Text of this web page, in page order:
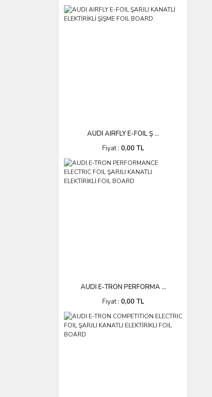
AUDI AIRFLY E-FOIL Ş ...
Fiyat : 0,00 TL
AUDI E-TRON PERFORMA ...
Fiyat : 0,00 TL